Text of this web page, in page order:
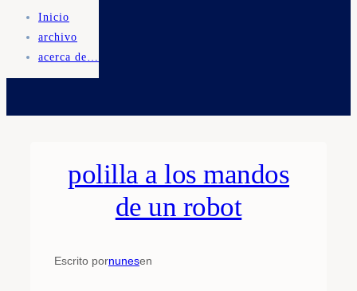
Inicio
archivo
acerca de…
polilla a los mandos
de un robot
Escrito pornunesen